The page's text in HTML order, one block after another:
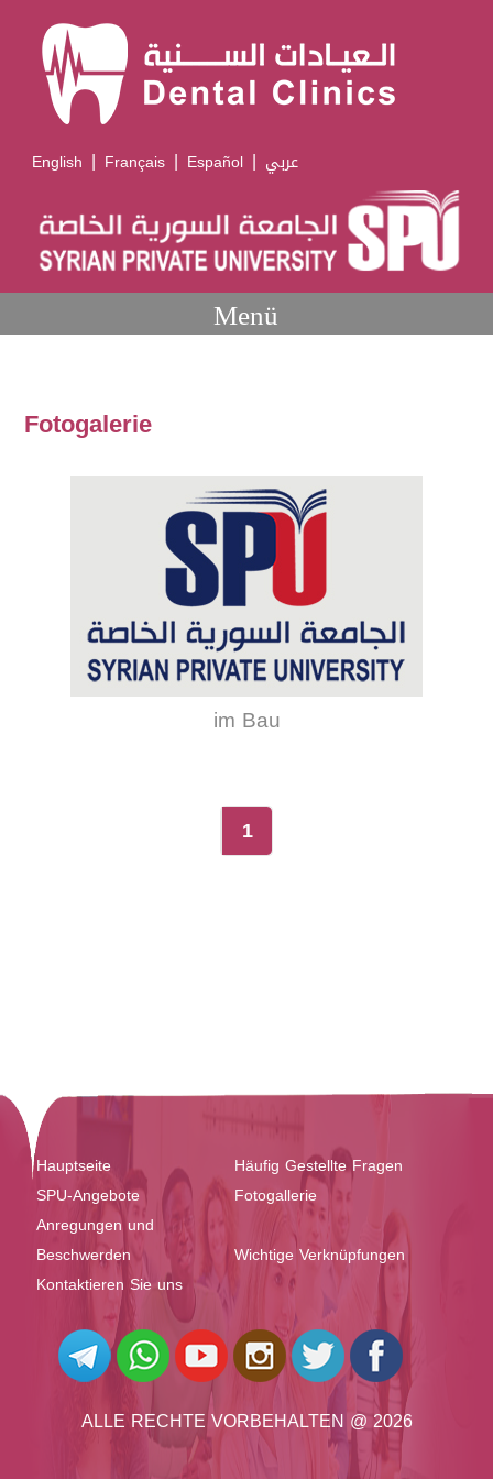
English | Français | Español | عربي
Menü
Fotogalerie
im Bau
1
Hauptseite
Häufig Gestellte Fragen
SPU-Angebote
Fotogallerie
Anregungen und
Beschwerden
Wichtige Verknüpfungen
Kontaktieren Sie uns
ALLE RECHTE VORBEHALTEN @ 2026